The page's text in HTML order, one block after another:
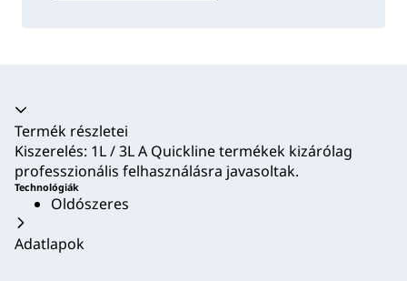
Akkordion összecsukva
Termék részletei
Kiszerelés: 1L / 3L A Quickline termékek kizárólag
professzionális felhasználásra javasoltak.
Technológiák
Oldószeres
Adatlapok